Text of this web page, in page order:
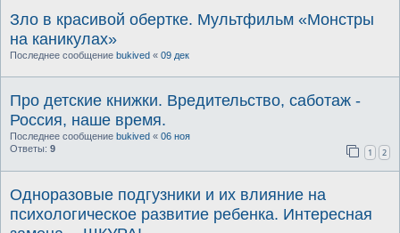
Зло в красивой обертке. Мультфильм «Монстры
на каникулах»
Последнее сообщение bukived « 09 дек
Про детские книжки. Вредительство, саботаж -
Россия, наше время.
Последнее сообщение bukived « 06 ноя
Ответы: 9 1 2
Одноразовые подгузники и их влияние на
психологическое развитие ребенка. Интересная